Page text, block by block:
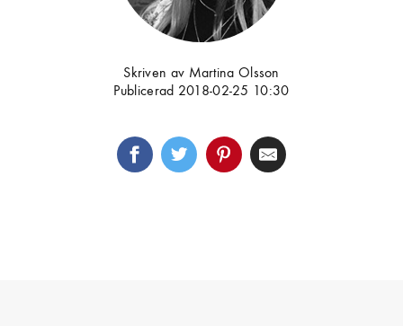
Skriven av Martina Olsson
Publicerad 2018-02-25 10:30